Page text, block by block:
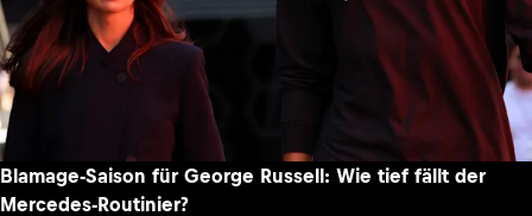
Blamage-Saison für George Russell: Wie tief fällt der
Mercedes-Routinier?